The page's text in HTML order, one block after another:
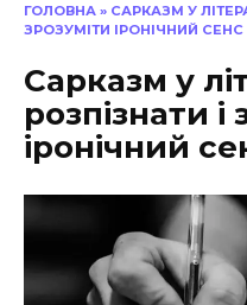
ГОЛОВНА » САРКАЗМ У
ЗРОЗУМІТИ ІРОНІЧНИЙ СЕНС
Сарказм у
розпізнати і
іронічний